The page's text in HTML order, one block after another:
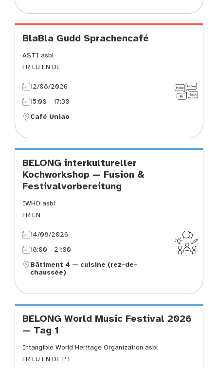
BlaBla Gudd Sprachencafé
ASTI asbl
FR LU EN DE
12/08/2026
15:00 - 17:30
Café Uniao
BELONG interkultureller
Kochworkshop — Fusion &
Festivalvorbereitung
IWHO asbl
FR EN
14/08/2026
18:00 - 21:00
Bâtiment 4 — cuisine (rez-de-
chaussée)
BELONG World Music Festival 2026
— Tag 1
Intangible World Heritage Organization asbl
FR LU EN DE PT